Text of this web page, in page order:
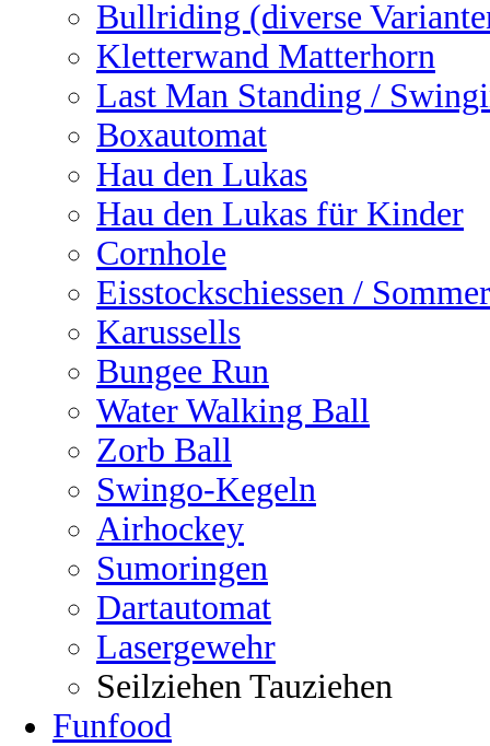
Bullriding (diverse
Kletterwand Matterhorn
Last Man Standing /
Boxautomat
Hau den Lukas
Hau den Lukas für Kinder
Cornhole
Eisstockschiessen /
Karussells
Bungee Run
Water Walking Ball
Zorb Ball
Swingo-Kegeln
Airhockey
Sumoringen
Dartautomat
Lasergewehr
Seilziehen Tauziehen
Funfood